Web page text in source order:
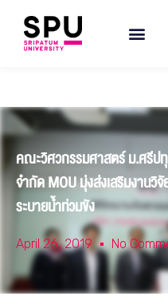
คณะวิศวกรรมศาสตร์ ม.ศรีป
จำกัด MOU มุ่งส่งเสริมงาน
ระบายน้ำท่วมขัง
April 26, 2019 No